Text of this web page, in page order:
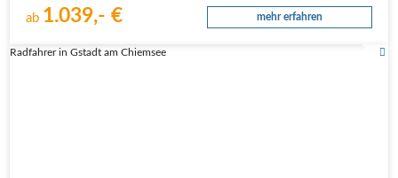
ab 1.039,- € mehr erfahren
Radfahrer in Gstadt am Chiemsee